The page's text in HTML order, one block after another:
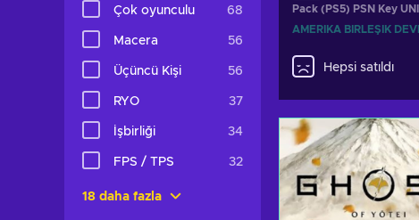
Çok oyunculu 68
Macera 56
Üçüncü Kişi 56
RYO 37
İşbirliği 34
FPS / TPS 32
18 daha fazla
Pack (PS5) PSN Key
STATES
AMERIKA BIRLEŞIK
Hepsi satıldı